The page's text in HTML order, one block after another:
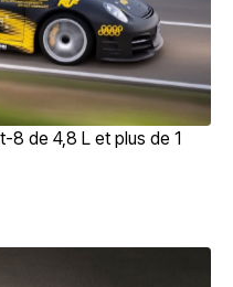
8 de 4,8 L et plus de 1